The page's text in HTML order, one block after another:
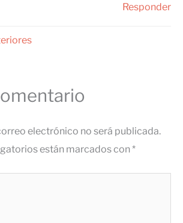
Responder
electrónico no será publicada.
están marcados con*